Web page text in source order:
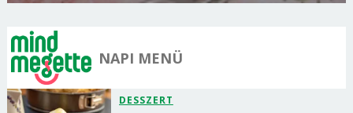
NAPI MENÜ
DESSZERT